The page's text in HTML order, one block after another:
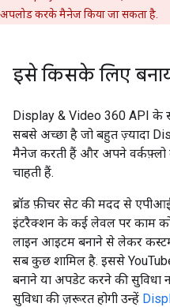
अपलोड करके मैनेज किया जा सकता है.
इसे किसके लिए
Display & Video 360 API के
सबसे अच्छा है जो बहुत ज़्यादा
मैनेज करती हैं और अपने वर्कफ़्लो
चाहती हैं.
ब्रॉड फ़ीचर सेट की मदद से
इंटरैक्शन के कई लेवल पर काम
लाइन आइटम बनाने से लेकर
सब कुछ शामिल है. इससे
बनाने या अपडेट करने की सुविधा
सुविधा की ज़रूरत होगी उन्हें